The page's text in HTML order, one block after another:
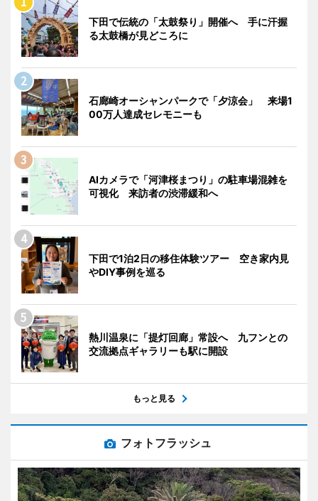
下田で伝統の「太鼓祭り」開催へ 手に汗握
る太鼓橋が見どころに
石廊崎オーシャンパークで「夕涼会」 来場1
00万人達成セレモニーも
AIカメラで「河津桜まつり」の駐車場混雑を
可視化 来訪者の渋滞緩和へ
下田で1泊2日の移住体験ツアー 空き家内見
やDIY事例を巡る
熱川温泉に「提灯回廊」常設へ 九フンとの
交流拠点ギャラリーも駅に開設
もっと見る
フォトフラッシュ